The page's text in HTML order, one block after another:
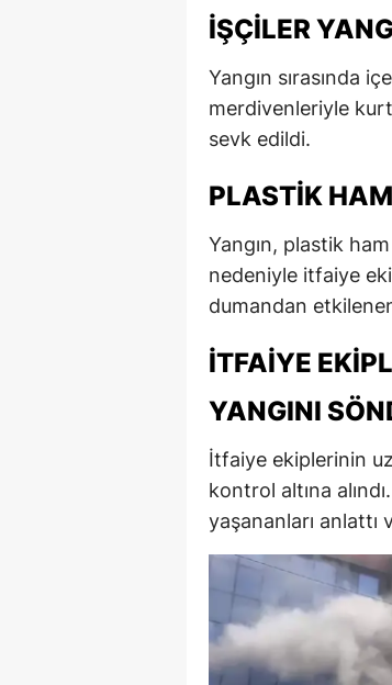
İŞÇILER
Yangın sırasında
merdivenleriyle
sevk edildi.
PLASTIK
Yangın, plastik
nedeniyle itfaiye
dumandan
İTFAIYE
YANGINI
İtfaiye ekiplerinin
kontrol altına
yaşananları anlattı